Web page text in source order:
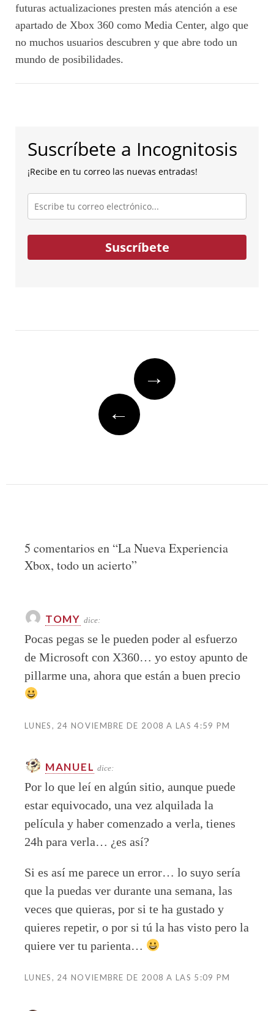
futuras actualizaciones presten más atención a ese
apartado de Xbox 360 como Media Center, algo que
no muchos usuarios descubren y que abre todo un
mundo de posibilidades.
Suscríbete a Incognitosis
¡Recibe en tu correo las nuevas entradas!
Escribe
tu
correo
electrónico...
Suscríbete
→
←
5 comentarios en “La Nueva Experiencia
Xbox, todo un acierto”
TOMY dice:
Pocas pegas se le pueden poder al esfuerzo
de Microsoft con X360… yo estoy apunto de
pillarme una, ahora que están a buen precio
LUNES, 24 NOVIEMBRE DE 2008 A LAS 4:59 PM
MANUEL dice:
Por lo que leí en algún sitio, aunque puede
estar equivocado, una vez alquilada la
película y haber comenzado a verla, tienes
24h para verla… ¿es así?
Si es así me parece un error… lo suyo sería
que la puedas ver durante una semana, las
veces que quieras, por si te ha gustado y
quieres repetir, o por si tú la has visto pero la
quiere ver tu parienta…
LUNES, 24 NOVIEMBRE DE 2008 A LAS 5:09 PM